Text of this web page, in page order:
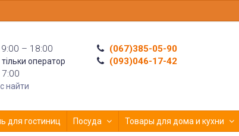
9:00 – 18:00
оператор
найти
(067)385-05-90
(093)046-17-42
для гостиниц Посуда Товары для дома и кухни